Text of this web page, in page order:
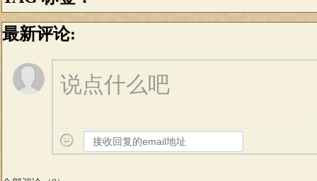
最新评论:
说点什么吧